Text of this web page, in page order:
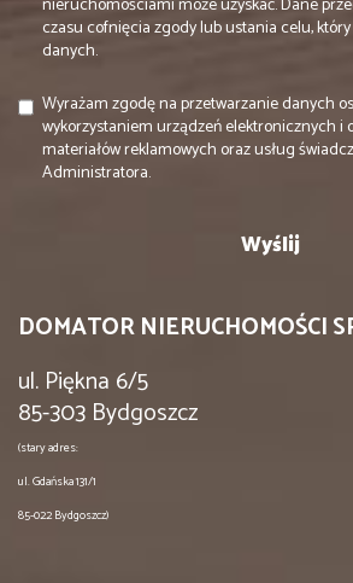
czasu cofnięcia zgody lub ustania celu,
danych.
Wyrażam zgodę na przetwarzanie danych
wykorzystaniem urządzeń elektronicznych i
materiałów reklamowych oraz usług
Administratora.
DOMATOR NIERUCHOMOŚCI
ul. Piękna 6/5
85-303 Bydgoszcz
(stary adres:
ul. Gdańska 131/1
85-022 Bydgoszcz)